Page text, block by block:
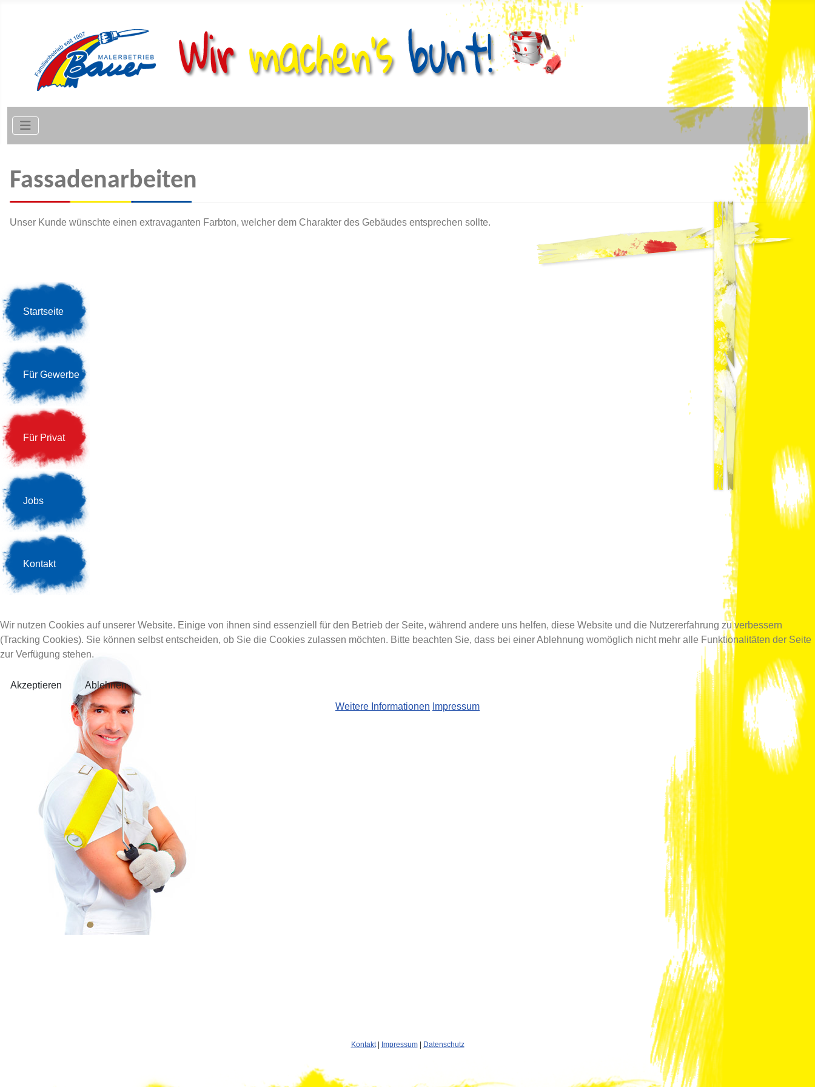
Fassadenarbeiten
Unser Kunde wünschte einen extravaganten Farbton, welcher dem Charakter des Gebäudes entsprechen sollte.
Startseite
Für Gewerbe
Für Privat
Jobs
Kontakt
Kontakt| Impressum| Datenschutz
Wir nutzen Cookies auf unserer Website. Einige von ihnen sind essenziell für den Betrieb der Seite, während andere uns helfen, diese Website und die Nutzererfahrung zu verbessern
(Tracking Cookies). Sie können selbst entscheiden, ob Sie die Cookies zulassen möchten. Bitte beachten Sie, dass bei einer Ablehnung womöglich nicht mehr alle Funktionalitäten der Seite
zur Verfügung stehen.
Akzeptieren Ablehnen
Weitere Informationen Impressum